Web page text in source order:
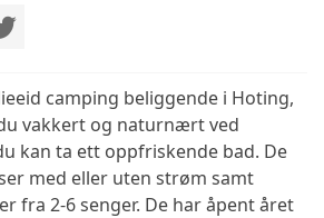
camping beliggende i Hoting,
vakkert og naturnært ved
kan ta ett oppfriskende bad. De
med eller uten strøm samt
fra 2-6 senger. De har åpent året